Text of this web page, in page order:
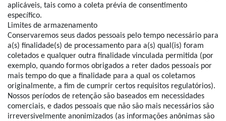
aplicáveis, tais como a coleta prévia de consentimento
específico.
Limites de armazenamento
Conservaremos seus dados pessoais pelo tempo necessário para
a(s) finalidade(s) de processamento para a(s) qual(is) foram
coletados e qualquer outra finalidade vinculada permitida (por
exemplo, quando formos obrigados a reter dados pessoais por
mais tempo do que a finalidade para a qual os coletamos
originalmente, a fim de cumprir certos requisitos regulatórios).
Nossos períodos de retenção são baseados em necessidades
comerciais, e dados pessoais que não são mais necessários são
irreversivelmente anonimizados (as informações anônimas são